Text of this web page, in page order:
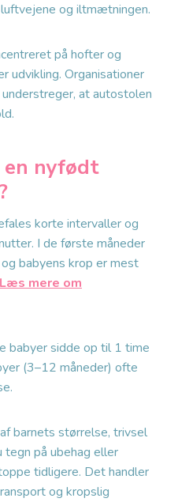
og iltmætningen.
på hofter og
udvikling. Organisationer
at autostolen
nyfødt
korte intervaller og
I de første måneder
babyens krop er mest
Læs mere om
babyer sidde op til 1 time
(3–12 måneder) ofte
barnets størrelse, trivsel
på ubehag eller
tidligere. Det handler
og kropslig